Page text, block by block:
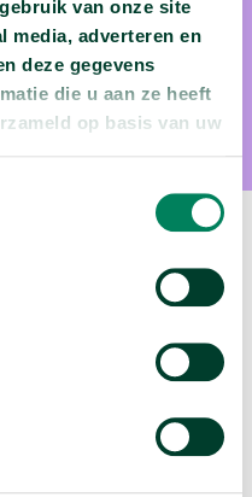
van onze site
media, adverteren en
deze gegevens
die u aan ze heeft
op basis van uw
Bekijk deze video arrow_forward